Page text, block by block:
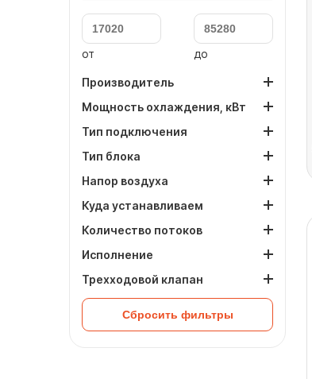
от до
Производитель
Мощность охлаждения, кВт
Тип подключения
Тип блока
Напор воздуха
Куда устанавливаем
Количество потоков
Исполнение
Трехходовой клапан
Сбросить фильтры